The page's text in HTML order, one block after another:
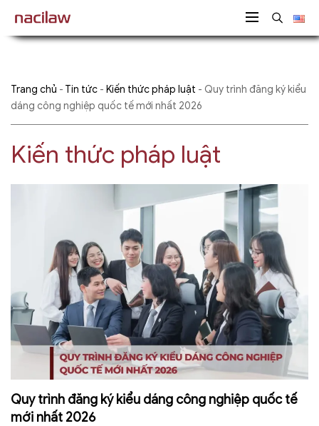
Trang chủ - Tin tức - Kiến thức pháp luật - Quy trình đăng ký kiểu
dáng công nghiệp quốc tế mới nhất 2026
Kiến thức pháp luật
Quy trình đăng ký kiểu dáng công nghiệp quốc tế
mới nhất 2026